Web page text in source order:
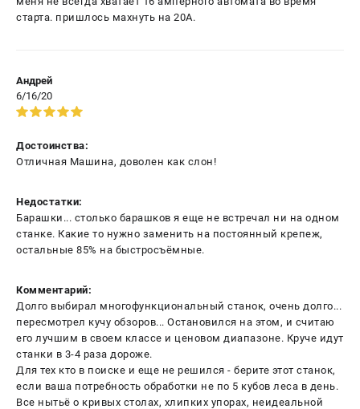
старта. пришлось махнуть на 20А.
Андрей
6/16/20
Достоинства:
Отличная Машина, доволен как слон!
Недостатки:
Барашки... столько барашков я еще не встречал ни на одном
станке. Какие то нужно заменить на постоянный крепеж,
остальные 85% на быстросъёмные.
Комментарий:
Долго выбирал многофункциональный станок, очень долго...
пересмотрел кучу обзоров... Остановился на этом, и считаю
его лучшим в своем классе и ценовом диапазоне. Круче идут
станки в 3-4 раза дороже.
Для тех кто в поиске и еще не решился - берите этот станок,
если ваша потребность обработки не по 5 кубов леса в день.
Все нытьё о кривых столах, хлипких упорах, неидеальной